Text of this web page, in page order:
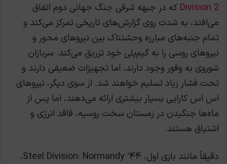
Division 2 که در جبهه شرقی جنگ جهانی دوم اتفاق
می‌افتد، به شدت روی گزارش‌های تاریخی تمرکز می‌کند و
تمام جنبه‌های مبارزه وحشتناک بین نیروهای محور و
نیروهای روسی را به گیم‌پلی خود تزریق می‌کند. سربازان
شوروی به وفور وجود دارند، اما تجهیزات ضعیفی دارند و
تحت فشار زیاد تسلیم خواهند شد. از سوی دیگر، نیروهای
اس اس کارایی بسیار بیشتری ارائه می‌دهند، اما پس از
ماه‌ها جنگیدن در زمستان سخت روسیه، فاقد انرژی و
اشتیاق هستند.
دقیقاً مانند بازی اول، Steel Division: Normandy ‘۴۴،